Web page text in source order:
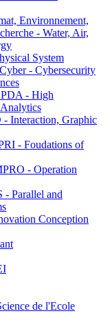
Environnement,
- Water, Air,
System
- Cybersecurity
- High
Interaction, Graphic
- Foudations of
- Operation
Parallel and
Conception
de l'Ecole